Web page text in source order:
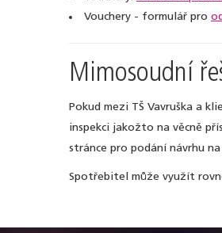
Vouchery - formulář pro
Mimosoudní
Pokud mezi TŠ Vavruška a
inspekci jakožto na věcně
stránce pro podání návrhu
Spotřebitel může využít